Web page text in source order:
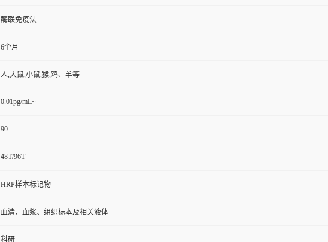
酶联免疫法
6个月
人,大鼠,小鼠,猴,鸡、羊等
0.01pg/mL~
90
48T/96T
HRP样本标记物
血清、血浆、组织标本及相关液体
科研